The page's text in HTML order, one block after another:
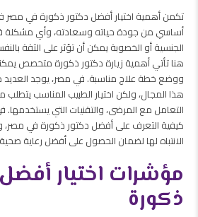
تكمن أهمية اختيار أفضل دكتور ذكورة في مصر
أساسي من جودة حياته وسعادته، وأي مشكلة
الجنسية أو الخصوبة يمكن أن تؤثر على الثقة
هنا تأتي أهمية زيارة دكتور ذكورة متخصص
ووضع خطة علاج مناسبة. في مصر، يوجد العديد
هذا المجال، ولكن اختيار الطبيب المناسب يتطلب
التعامل مع المرضى، والتقنيات التي
كيفية التعرف على أفضل دكتور ذكورة في مصر،
الانتباه لها لضمان الحصول على أفضل رعاية
مؤشرات اختيار
ذكورة